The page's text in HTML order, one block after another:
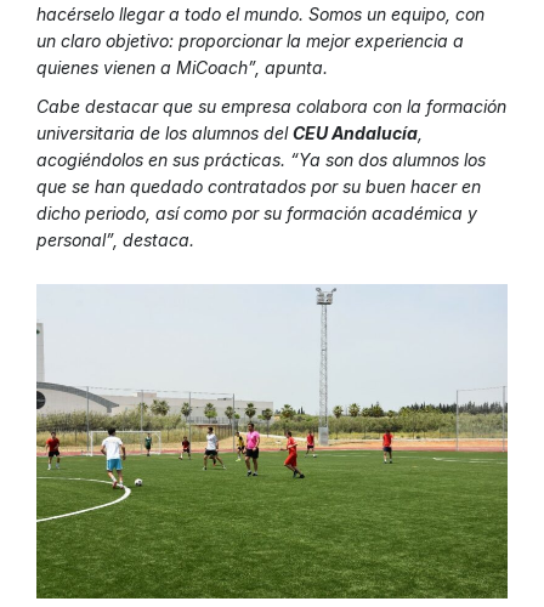
hacérselo llegar a todo el mundo. Somos un equipo, con
un claro objetivo: proporcionar la mejor experiencia a
quienes vienen a MiCoach”, apunta.
Cabe destacar que su empresa colabora con la formación
universitaria de los alumnos delCEU Andalucía
acogiéndolos en sus prácticas. “Ya son dos alumnos los
que se han quedado contratados por su buen hacer en
dicho periodo, así como por su formación académica y
personal”, destaca.